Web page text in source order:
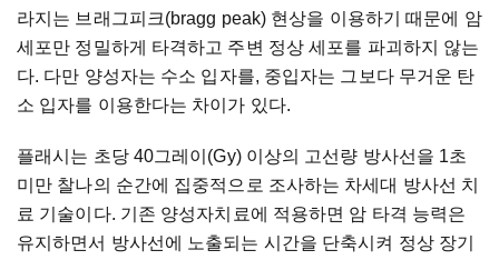
라지는 브래그피크(bragg peak) 현상을 이용하기 때문에
암
세포만 정밀하게 타격하고 주변 정상 세포를 파괴하지
않는
다. 다만 양성자는 수소 입자를, 중입자는 그보다 무거운 탄
소 입자를 이용한다는 차이가 있다.
플래시는 초당40그레이 (Gy) 이상의 고선량 방사선을 1초
미만 찰나의 순간에 집중적으로 조사하는 차세대 방사선 치
료 기술이다. 기존 양성자치료에 적용하면 암 타격 능력은
유지하면서 방사선에 노출되는 시간을 단축시켜 정상 장기